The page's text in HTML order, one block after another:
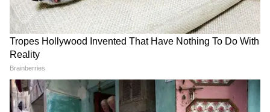
Ford Ecosport SUV कार को फाइनेंस पर खरीदने का
प्लान बनाया है, तो 5 वर्ष की अवधि और औसत ब्याज
दर पर इसकी EMI प्लान लगभग 17,900 से 21,700
रुपए प्रति मंथ तक हो सकती है।